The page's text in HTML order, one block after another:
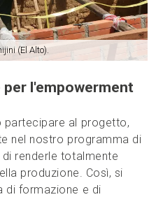
(El Alto).
per l'empowerment
partecipare al progetto,
nel nostro programma di
renderle totalmente
produzione. Così, si
di formazione e di